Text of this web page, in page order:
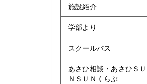
施設紹介
学部より
スクールバス
あさひ相談・あさひＳＵ
ＮＳＵＮくらぶ